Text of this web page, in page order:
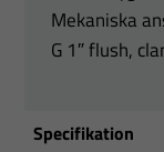
Mekaniska
G 1″ flush,
Specifikation